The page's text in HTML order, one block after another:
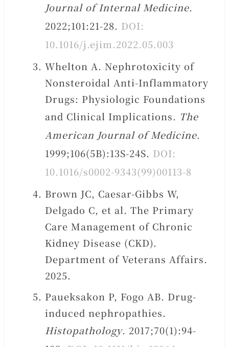
Journal of Internal Medicine.
2022;101:21-28. DOI:
10.1016/j.ejim.2022.05.003
Whelton A. Nephrotoxicity of
Nonsteroidal Anti-Inflammatory
Drugs: Physiologic Foundations
and Clinical Implications. The
American Journal of Medicine.
1999;106(5B):13S-24S. DOI:
10.1016/s0002-9343(99)00113-8
Brown JC, Caesar-Gibbs W,
Delgado C, et al. The Primary
Care Management of Chronic
Kidney Disease (CKD).
Department of Veterans Affairs.
2025.
Paueksakon P, Fogo AB. Drug-
induced nephropathies.
Histopathology. 2017;70(1):94-